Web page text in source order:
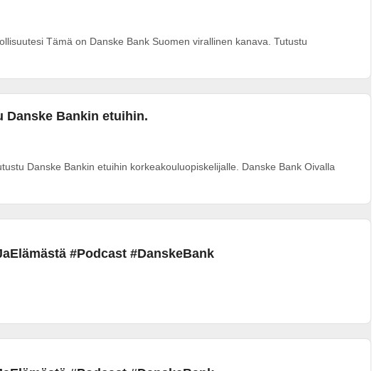
Tämä on Danske Bank Suomen virallinen kanava. Tutustu
Bankin etuihin.
Danske Bankin etuihin korkeakouluopiskelijalle. Danske Bank Oivalla
#Podcast #DanskeBank